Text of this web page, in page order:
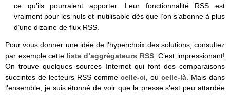
ce qu’ils pourraient apporter. Leur fonctionnalité RSS est
vraiment pour les nuls et inutilisable dès que l’on s’abonne à plus
d’une dizaine de flux RSS.
Pour vous donner une idée de l’hyperchoix des solutions, consultez
par exemple cette liste d’aggrégateurs RSS. C’est impressionant!
On trouve quelques sources Internet qui font des comparaisons
succintes de lecteurs RSS comme celle-ci , ou celle-là . Mais dans
l’ensemble, je suis étonné de voir que la presse s’est peu attardée